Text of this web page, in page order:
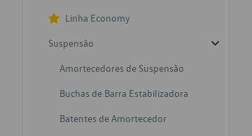
Linha Economy
Suspensão
Amortecedores de Suspensão
Buchas de Barra Estabilizadora
Batentes de Amortecedor